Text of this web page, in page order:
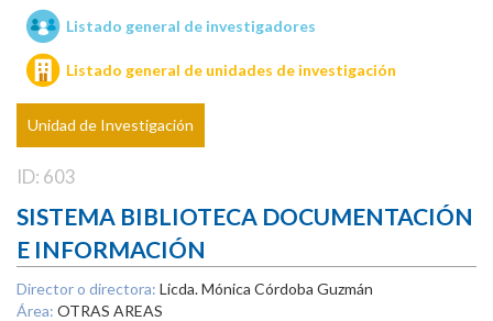
Unidades de investigación
Listado general de investigadores
Listado general de unidades de investigación
Unidad de Investigación
ID: 603
SISTEMA BIBLIOTECA DOCUMENTACIÓN
E INFORMACIÓN
Director o directora: Licda. Mónica Córdoba Guzmán
Área: OTRAS AREAS